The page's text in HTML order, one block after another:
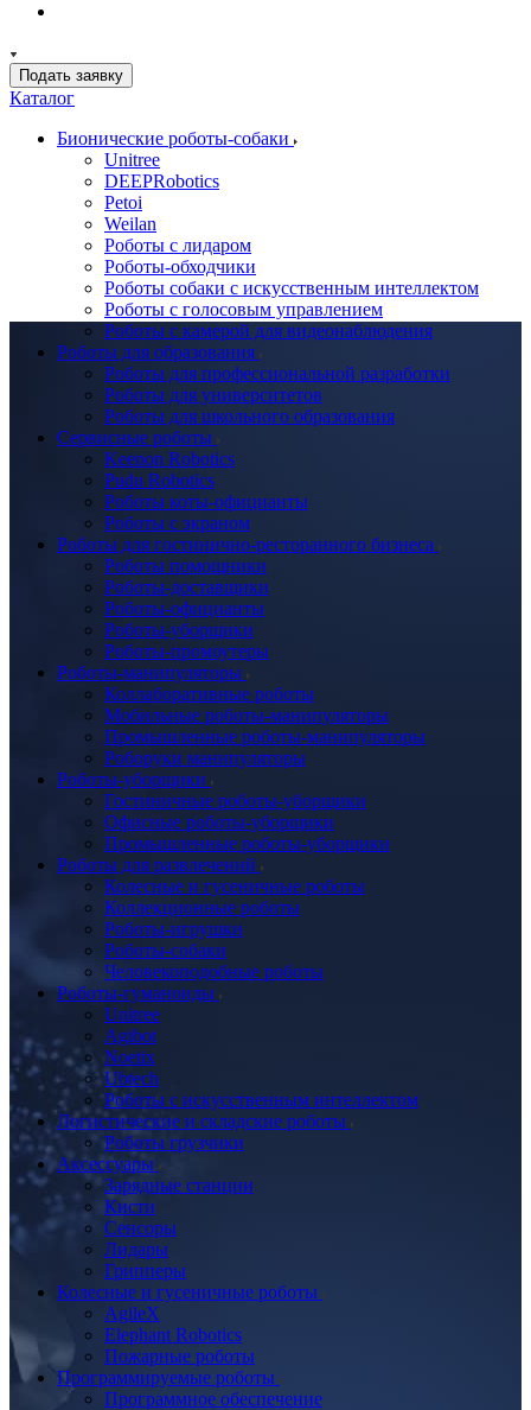
Подать заявку
Каталог
Бионические роботы-собаки
Unitree
DEEPRobotics
Petoi
Weilan
Роботы с лидаром
Роботы-обходчики
Роботы собаки с искусственным интеллектом
Роботы с голосовым управлением
Роботы с камерой для видеонаблюдения
Роботы для образования
Роботы для профессиональной разработки
Роботы для университетов
Роботы для школьного образования
Сервисные роботы
Keenon Robotics
Pudu Robotics
Роботы коты-официанты
Роботы с экраном
Роботы для гостинично-ресторанного бизнеса
Роботы помощники
Роботы-доставщики
Роботы-официанты
Роботы-уборщики
Роботы-промоутеры
Роботы-манипуляторы
Коллаборативные роботы
Мобильные роботы-манипуляторы
Промышленные роботы-манипуляторы
Роборуки манипуляторы
Роботы-уборщики
Гостиничные роботы-уборщики
Офисные роботы-уборщики
Промышленные роботы-уборщики
Роботы для развлечений
Колесные и гусеничные роботы
Коллекционные роботы
Роботы-игрушки
Роботы-собаки
Человекоподобные роботы
Роботы-гуманоиды
Unitree
Agibot
Noetix
Ubtech
Роботы с искусственным интеллектом
Логистические и складские роботы
Роботы грузчики
Аксессуары
Зарядные станции
Кисти
Сенсоры
Лидары
Грипперы
Колесные и гусеничные роботы
AgileX
Elephant Robotics
Пожарные роботы
Программируемые роботы
Программное обеспечение